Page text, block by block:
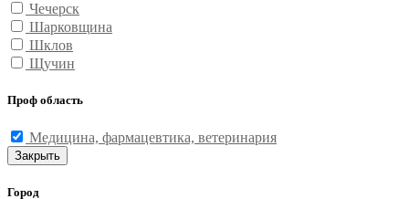
Чечерск
Шарковщина
Шклов
Щучин
Проф область
Медицина, фармацевтика, ветеринария
Закрыть
Город